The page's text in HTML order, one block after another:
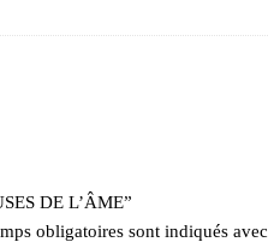
DE L’ÂME”
obligatoires sont indiqués avec